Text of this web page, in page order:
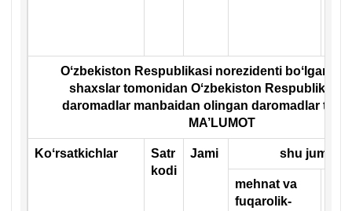
Oʻzbekiston Respublikasi norezidenti boʻlgan
shaхslar tomonidan Oʻzbekiston
daromadlar manbaidan olingan daromadlar
MA’LUMOT
Koʻrsatkichlar
Satr
kodi
Jami shu
mehnat va
fuqarolik-